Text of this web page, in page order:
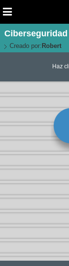
Creado por: Robert
Haz